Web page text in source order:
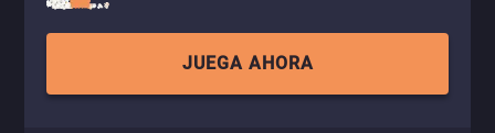
JUEGA AHORA